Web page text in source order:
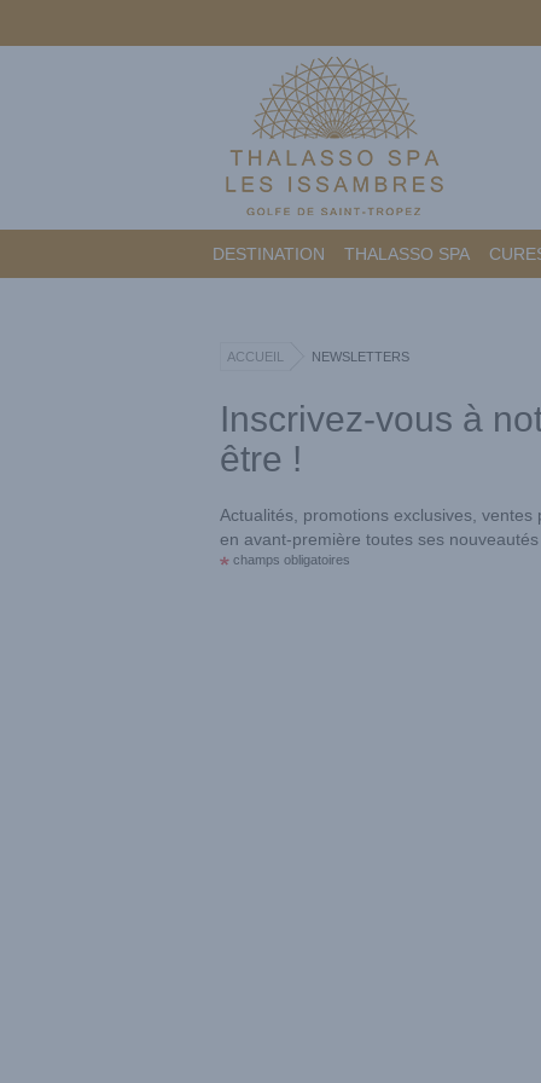
DESTINATION THALASSO SPA
ACCUEIL NEWSLETTERS
Inscrivez-vous à
être !
Actualités, promotions exclusives,
en avant-première toutes ses
champs obligatoires